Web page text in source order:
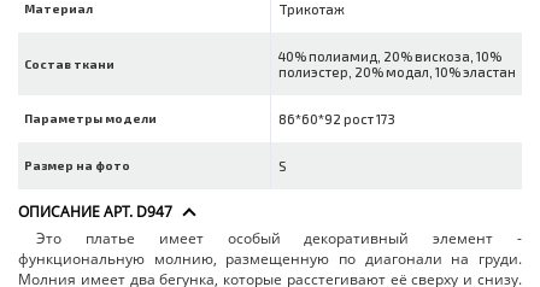
Материал Трикотаж
Состав ткани
40% полиамид, 20% вискоза, 10%
полиэстер, 20% модал, 10% эластан
Параметры модели 86*60*92 рост 173
Размер на фото S
ОПИСАНИЕ АРТ. D947
Это платье имеет особый декоративный элемент -
функциональную молнию, размещенную по диагонали на груди.
Молния имеет два бегунка, которые расстегивают её сверху и снизу.